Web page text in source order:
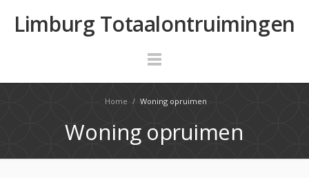
Limburg Totaalontruimingen
Home / Woning opruimen
Woning opruimen